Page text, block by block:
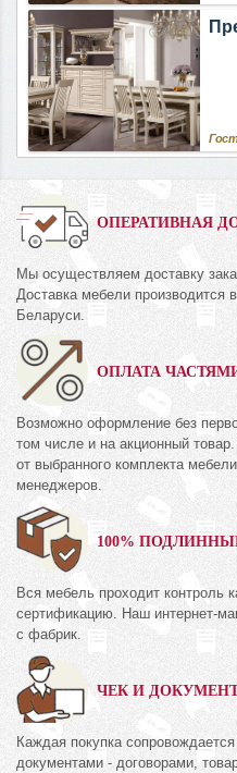
ОПЕРАТИВНАЯ
Мы осуществляем доставку
Доставка мебели производится
Беларуси.
ОПЛАТА
Возможно оформление без
том числе и на акционный
от выбранного комплекта
менеджеров.
100%
Вся мебель проходит контроль
сертификацию. Наш интернет-
с фабрик.
ЧЕК И
Каждая покупка
документами - договорами,